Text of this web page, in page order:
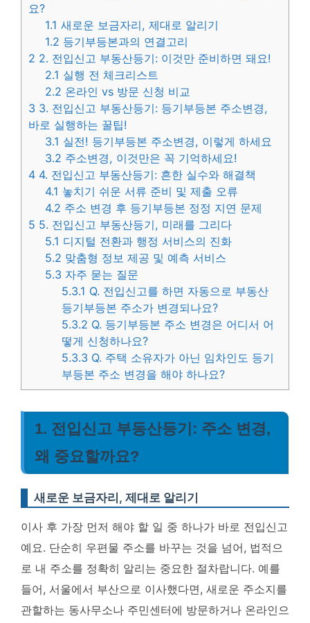
요?
1.1 새로운 보금자리, 제대로 알리기
1.2 등기부등본과의 연결고리
2 2. 전입신고 부동산등기: 이것만 준비하면 돼요!
2.1 실행 전 체크리스트
2.2 온라인 vs 방문 신청 비교
3 3. 전입신고 부동산등기: 등기부등본 주소변경,
바로 실행하는 꿀팁!
3.1 실전! 등기부등본 주소변경, 이렇게 하세요
3.2 주소변경, 이것만은 꼭 기억하세요!
4 4. 전입신고 부동산등기: 흔한 실수와 해결책
4.1 놓치기 쉬운 서류 준비 및 제출 오류
4.2 주소 변경 후 등기부등본 정정 지연 문제
5 5. 전입신고 부동산등기, 미래를 그리다
5.1 디지털 전환과 행정 서비스의 진화
5.2 맞춤형 정보 제공 및 예측 서비스
5.3 자주 묻는 질문
5.3.1 Q. 전입신고를 하면 자동으로 부동산
등기부등본 주소가 변경되나요?
5.3.2 Q. 등기부등본 주소 변경은 어디서 어
떻게 신청하나요?
5.3.3 Q. 주택 소유자가 아닌 임차인도 등기
부등본 주소 변경을 해야 하나요?
1. 전입신고 부동산등기: 주소 변경,
왜 중요할까요?
새로운 보금자리, 제대로 알리기
이사 후 가장 먼저 해야 할 일 중 하나가 바로 전입신고
예요. 단순히 우편물 주소를 바꾸는 것을 넘어, 법적으
로 내 주소를 정확히 알리는 중요한 절차랍니다. 예를
들어, 서울에서 부산으로 이사했다면, 새로운 주소지를
관할하는 동사무소나 주민센터에 방문하거나 온라인으